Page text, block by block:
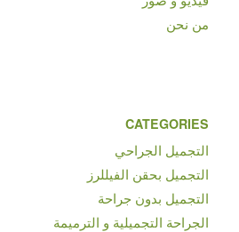
من نحن
CATEGORIES
التجميل الجراحي
التجميل بحقن الفيللرز
التجميل بدون جراحة
الجراحة التجميلية و الترميمة